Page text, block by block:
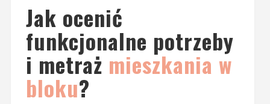
Jak ocenić
funkcjonalne potrzeby
i metraż mieszkania w
bloku?